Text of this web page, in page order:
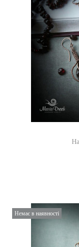
Немає в наявності